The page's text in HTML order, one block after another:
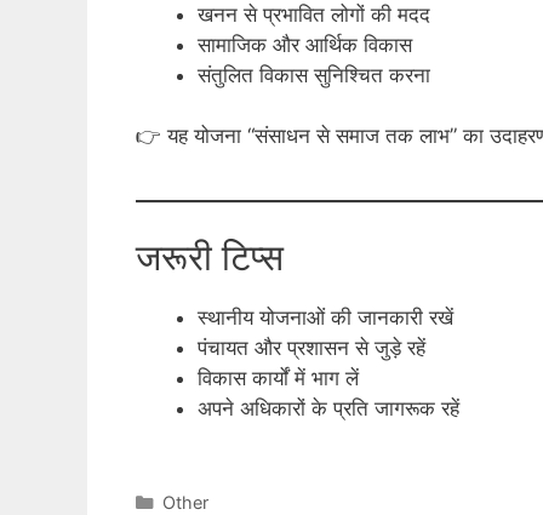
खनन से प्रभावित लोगों की मदद
सामाजिक और आर्थिक विकास
संतुलित विकास सुनिश्चित करना
👉 यह योजना “संसाधन से समाज तक लाभ” का
जरूरी टिप्स
स्थानीय योजनाओं की जानकारी रखें
पंचायत और प्रशासन से जुड़े रहें
विकास कार्यों में भाग लें
अपने अधिकारों के प्रति जागरूक रहें
Categories
Other